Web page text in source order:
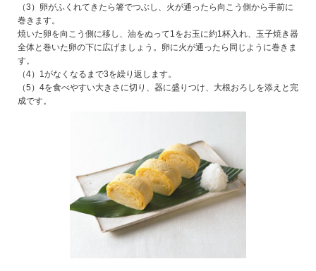
（3）卵がふくれてきたら箸でつぶし、火が通ったら向こう側から手前に
巻きます。
焼いた卵を向こう側に移し、油をぬって1をお玉に約1杯入れ、玉子焼き器
全体と巻いた卵の下に広げましょう。卵に火が通ったら同じように巻きま
す。
（4）1がなくなるまで3を繰り返します。
（5）4を食べやすい大きさに切り、器に盛りつけ、大根おろしを添えと完
成です。